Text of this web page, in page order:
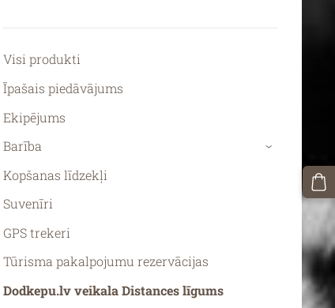
Visi produkti
Īpašais piedāvājums
Ekipējums
Barība
›
Kopšanas līdzekļi
Suvenīri
GPS trekeri
Tūrisma pakalpojumu rezervācijas
Dodkepu.lv veikala Distances līgums